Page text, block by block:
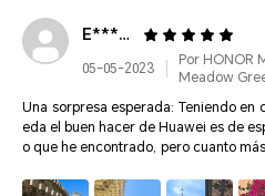
E******
05-05-2023
Por HONOR
Meadow
Una sorpresa esperada: Teniendo
eda el buen hacer de Huawei es de
o que he encontrado, pero cuanto
ar de lado la impresionante calidad